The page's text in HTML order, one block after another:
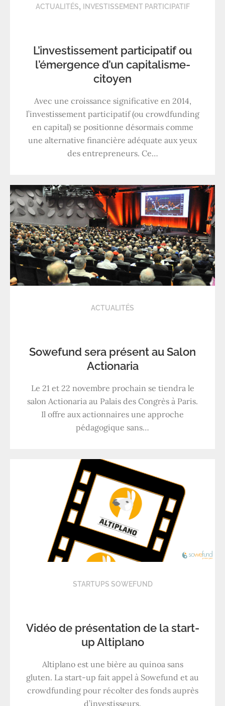
ACTUALITÉS, INVESTISSEMENT PARTICIPATIF
L’investissement participatif ou
l’émergence d’un capitalisme-
citoyen
Avec une croissance significative en 2014,
l’investissement participatif (ou crowdfunding
en capital) se positionne désormais comme
une alternative financière adéquate aux yeux
des entrepreneurs. Ce…
ACTUALITÉS
Sowefund sera présent au Salon
Actionaria
Le 21 et 22 novembre prochain se tiendra le
salon Actionaria au Palais des Congrès à Paris.
Il offre aux actionnaires une approche
pédagogique sans…
STARTUPS SOWEFUND
Vidéo de présentation de la start-
up Altiplano
Altiplano est une bière au quinoa sans
gluten. La start-up fait appel à Sowefund et au
crowdfunding pour récolter des fonds auprès
d’investisseurs.